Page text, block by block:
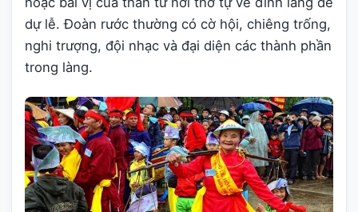
dự lễ. Đoàn rước thường có cờ hội, chiêng trống,
nghi trượng, đội nhạc và đại diện các thành phần
trong làng.